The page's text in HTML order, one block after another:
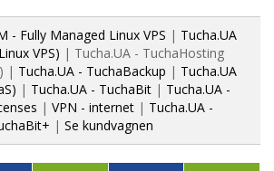
- Fully Managed Linux VPS | Tucha.UA
VPS) | Tucha.UA - TuchaHosting
| Tucha.UA - TuchaBackup | Tucha.UA
| Tucha.UA - TuchaBit | Tucha.UA -
| VPN - internet| Tucha.UA -
| Se kundvagnen